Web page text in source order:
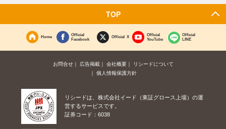
TOP
Home
Official
Facebook
Official X
Official
YouTube
Official
LINE
お問合せ 広告掲載 会社概要
リシードについて
個人情報保護方針
リシードは、株式会社イード（東証グロース上場）の運
営するサービスです。
証券コード：6038